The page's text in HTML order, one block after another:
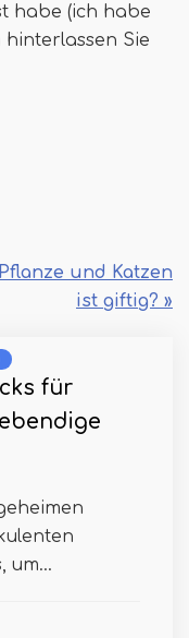
habe (ich habe
Sie
und Katzen
ist giftig? »
für
um...